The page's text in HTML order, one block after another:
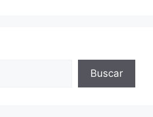
Buscar